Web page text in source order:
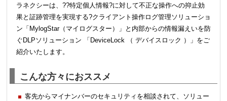
ラネクシーは、??特定個人情報?に対して不正な操作への抑止効
果と証跡管理を実現する?クライアント操作ログ管理ソリューショ
ン「MylogStar（マイログスター）」と内部からの情報漏えいを防
ぐDLPソリューション 「DeviceLock （ デバイスロック ）」をご
紹介いたします。
こんな方々におススメ
客先からマイナンバーのセキュリティを相談されて、ソリュー